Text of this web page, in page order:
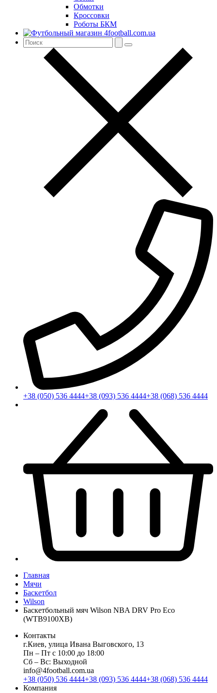
Обмотки
Кроссовки
Роботы БКМ
+38 (050) 536 4444+38 (093) 536 4444+38 (068) 536 4444
Главная
Мячи
Баскетбол
Wilson
Баскетбольный мяч Wilson NBA DRV Pro Eco
(WTB9100XB)
Контакты
г.Киев, улица Ивана Выговского, 13
Пн ‒ Пт с 10:00 до 18:00
Сб ‒ Вс: Выходной
info@4football.com.ua
+38 (050) 536 4444+38 (093) 536 4444+38 (068) 536 4444
Компания